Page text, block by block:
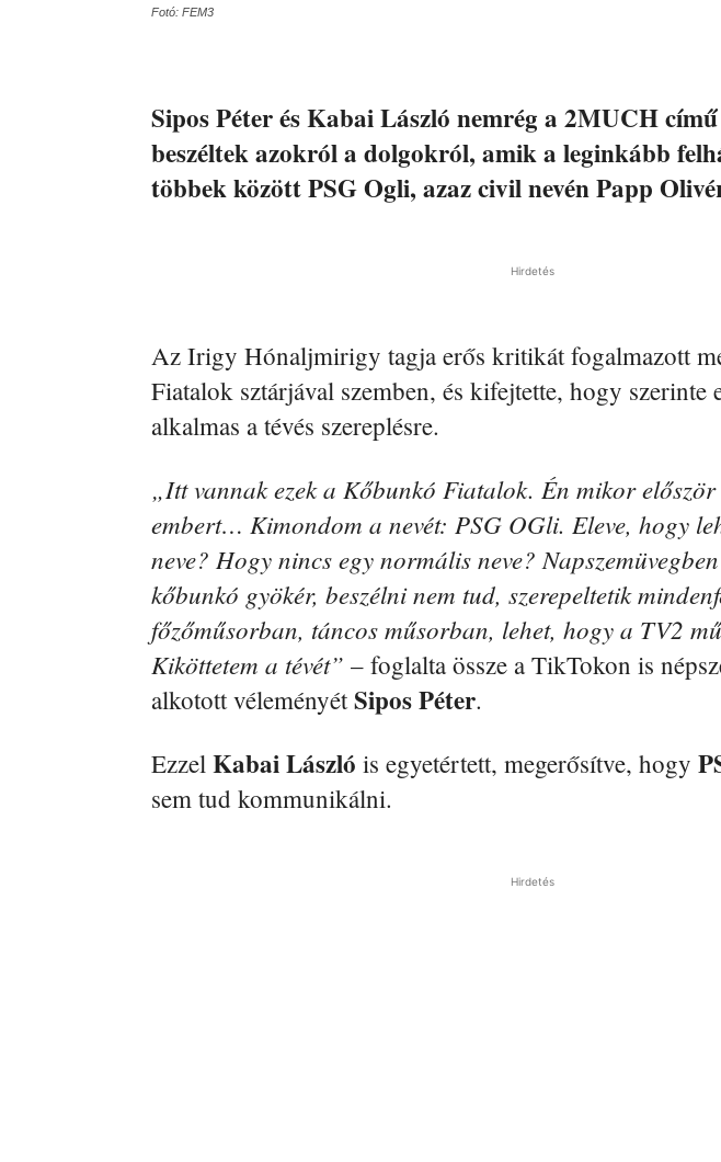
Fotó: FEM3
Sipos Péter és Kabai László nemrég a 2MUCH
beszéltek azokról a dolgokról, amik a leginkább
többek között PSG Ogli, azaz civil nevén Papp
Hirdetés
Az Irigy Hónaljmirigy tagja erős kritikát fogalmazott
Fiatalok sztárjával szemben, és kifejtette, hogy szerinte
alkalmas a tévés szereplésre.
„Itt vannak ezek a Kőbunkó Fiatalok. Én mikor először
embert… Kimondom a nevét: PSG OGli. Eleve, hogy
neve? Hogy nincs egy normális neve?
kőbunkó gyökér, beszélni nem tud, szerepeltetik
főzőműsorban, táncos műsorban, lehet, hogy a TV2
Kiköttetem a tévét” – foglalta össze a TikTokon is
alkotott véleményétSipos Péter.
Ezzel Kabai László is egyetértett, megerősítve, hogy
sem tud kommunikálni.
Hirdetés